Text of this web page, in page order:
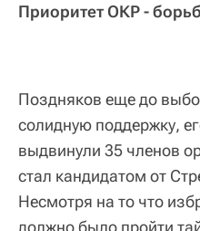
Приоритет ОКР -
Поздняков еще до
солидную поддержку,
выдвинули 35 членов
стал кандидатом от
Несмотря на то что
должно было пройти